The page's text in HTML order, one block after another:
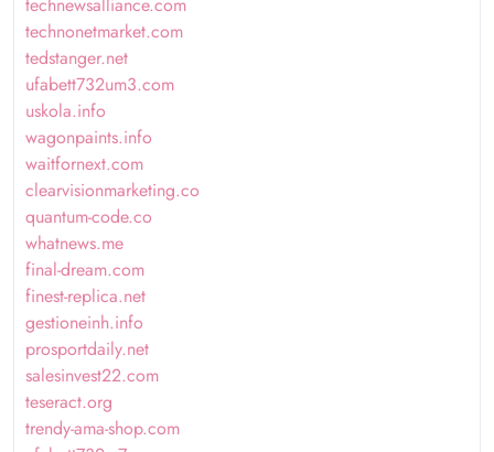
technonetmarket.com
tedstanger.net
ufabett732um3.com
uskola.info
wagonpaints.info
waitfornext.com
clearvisionmarketing.co
quantum-code.co
whatnews.me
final-dream.com
finest-replica.net
gestioneinh.info
prosportdaily.net
salesinvest22.com
teseract.org
trendy-ama-shop.com